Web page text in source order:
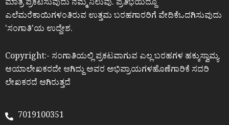
ಮಾತ್ರ ಪ್ರಕಟಿಸುವುದು ನಮ್ಮ ನಿಲುವು. ಪ್ರತಿಭೆಯಿದ್ದೂ
ಎಲೆಮರೆಕಾಯಿಗಳಂತಿರುವ ಉತ್ತಮ ಬರಹಗಾರರಿಗೆ ವೇದಿಕೆಒದಗಿಸುವುದು
ʼಸಂಗಾತಿʼಯ ಉದ್ದೇಶ.
Copyright:- ಸಂಗಾತಿಯಲ್ಲಿ ಪ್ರಕಟವಾಗುವ ಎಲ್ಲ ಬರಹಗಳ ಹಕ್ಕುಸ್ವಾಮ್ಯ
ಆಯಾಲೇಖಕರದೇ ಆಗಿದ್ದು ಅವರ ಅಭಿಪ್ರಾಯಗಳಹೊಣೆಗಾರಿಕೆ ಸದರಿ
ಲೇಖಕರದೆ ಆಗಿರುತ್ತದೆ
7019100351